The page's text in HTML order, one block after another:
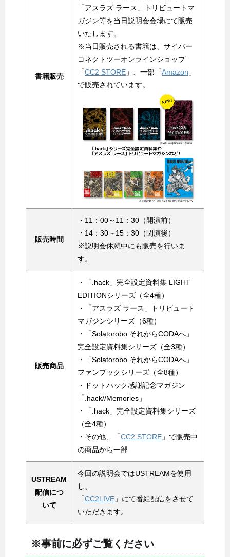
書籍販売
「アスラズ ラース」トリビュートマ
ガジン等を当日説明会会場にて販売
いたします。
※当日販売される書籍は、サイバー
コネクトツーオンラインショップ
「CC2 STORE 」、一部「Amazon 」
で販売されています。
販売時間
・11：00～11：30（開演前）
・14：30～15：30（閉演後）
※説明会休憩中にも販売を行いま
す。
販売商品
・「.hack」完全設定資料集 LIGHT
EDITIONシリーズ（全4種）
・「アスラズ ラース」トリビュート
マガジンシリーズ（6種）
・「Solatorobo それからCODAへ」
完全設定資料集シリーズ（全3種）
・「Solatorobo それからCODAへ」
ファンブックシリーズ（全8種）
・ドットハック感謝記念マガジン
「.hack//Memories」
・「.hack」完全設定資料集シリーズ
（全4種）
・その他、「CC2 STORE 」で販売中
の商品から一部
USTREAM
配信につ
いて
今回の説明会ではUSTREAMを使用
し、
「CC2LIVE 」にて番組配信をさせて
いただきます。
※事前に必ずご覧ください